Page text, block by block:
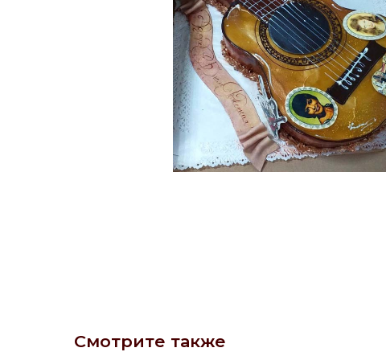
Смотрите также